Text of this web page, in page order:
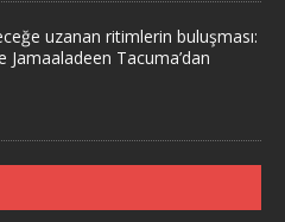
uzanan ritimlerin buluşması:
Jamaaladeen Tacuma’dan